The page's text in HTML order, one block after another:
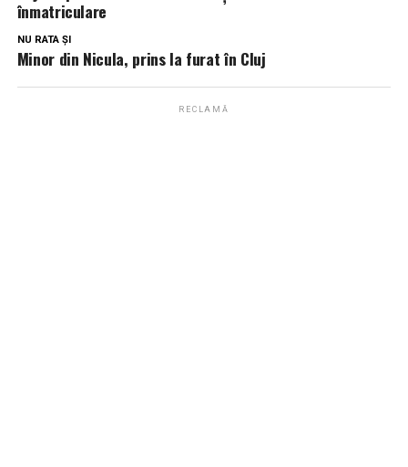
înmatriculare
NU RATA ȘI
Minor din Nicula, prins la furat în Cluj
RECLAMĂ